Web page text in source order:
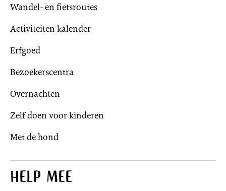
Wandel- en fietsroutes
Activiteiten kalender
Erfgoed
Bezoekerscentra
Overnachten
Zelf doen voor kinderen
Met de hond
Help mee